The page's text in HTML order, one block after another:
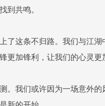
到共鸣。
了这条不归路。我们与江
更加锋利，让我们的心灵更
。我们或许因为一场意外